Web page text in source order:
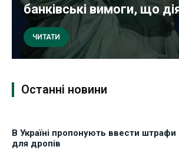
банківські вимоги, що
ЧИТАТИ
Останні новини
В Україні пропонують ввести штрафи
для дропів